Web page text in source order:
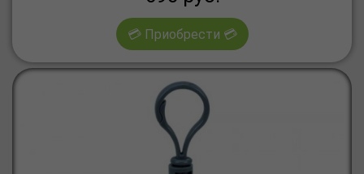
💳 Приобрести 💳